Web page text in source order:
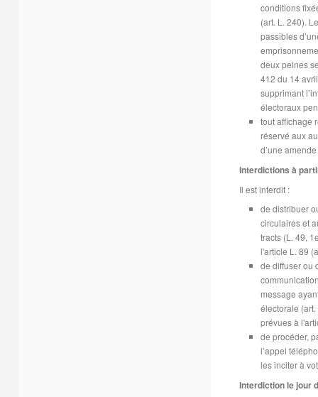
conditions
(art. L. 240).
passibles
deux peines
412 du 14
supprimant
électoraux
tout affichage
réservé aux
d’une
Interdictions à
Il est interdit :
de distribuer
circulaires et
tracts (L. 49,
l'article L. 89
de diffuser ou
message
électorale
prévues à
de procéder,
l’appel
les inciter à
Interdiction le jour